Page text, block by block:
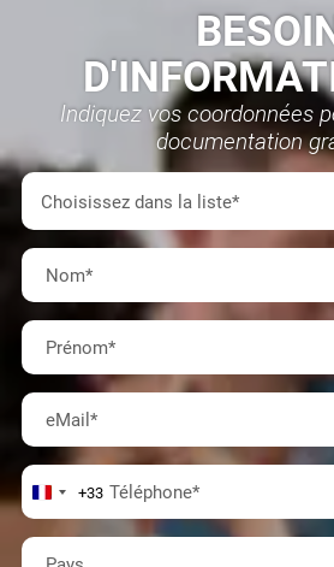
Indiquez vos coordonnées
documentation
Formation(s)
Choisissez dans la liste*
Nom*
Prénom*
eMail*
Téléphone *
+33